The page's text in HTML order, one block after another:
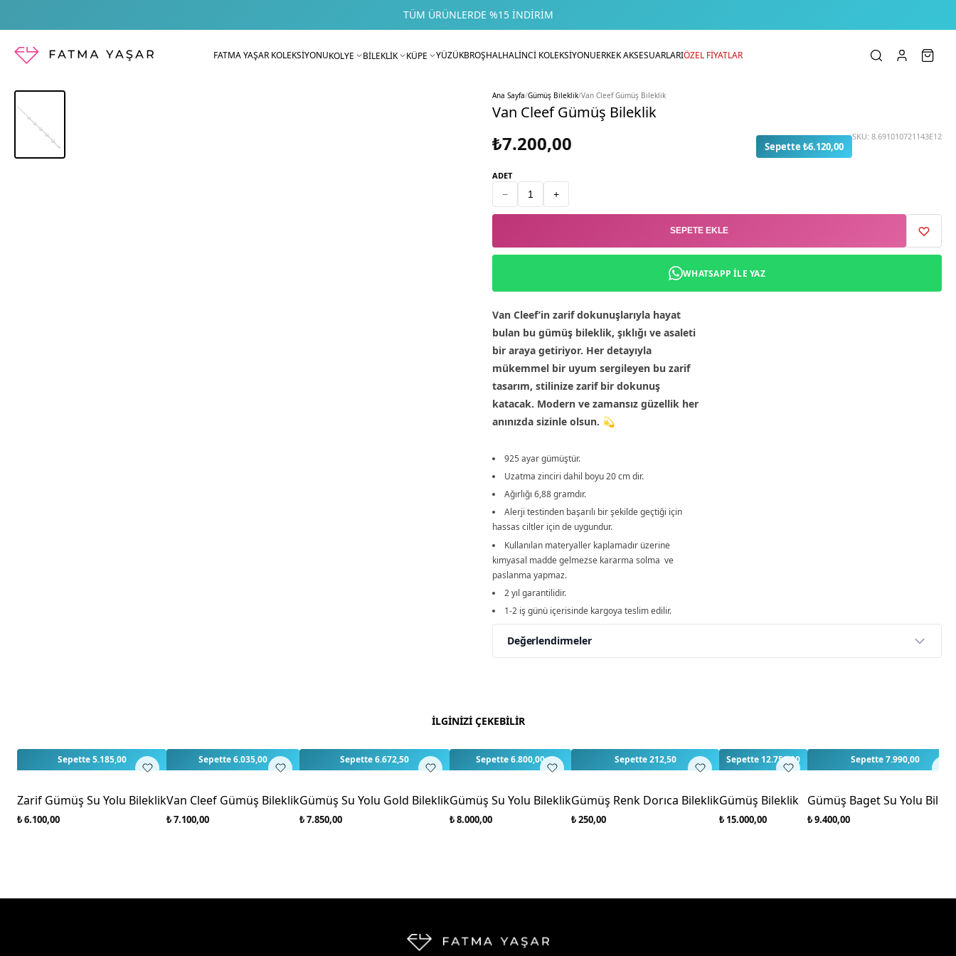
TÜM ÜRÜNLERDE %15 İNDIRIM
FATMA YAŞAR KOLEKSİYONUKOLYE BİLEKLİK KÜPE YÜZÜKBROŞHALHALİNCİ KOLEKSİYONUERKEK AKSESUARLARIÖZEL FİYATLAR
Ana Sayfa/Gümüş Bileklik/Van Cleef Gümüş Bileklik
Van Cleef Gümüş Bileklik
₺7.200,00 Sepette ₺6.120,00
SKU: 8.691010721143E12
ADET
− +
SEPETE EKLE
WHATSAPP ILE YAZ
Van Cleef’in zarif dokunuşlarıyla hayat
bulan bu gümüş bileklik, şıklığı ve asaleti
bir araya getiriyor. Her detayıyla
mükemmel bir uyum sergileyen bu zarif
tasarım, stilinize zarif bir dokunuş
katacak. Modern ve zamansız güzellik her
anınızda sizinle olsun. 💫
925 ayar gümüştür.
Uzatma zinciri dahil boyu 20 cm dir.
Ağırlığı 6,88 gramdır.
Alerji testinden başarılı bir şekilde geçtiği için
hassas ciltler için de uygundur.
Kullanılan materyaller kaplamadır üzerine
kimyasal madde gelmezse kararma solma ve
paslanma yapmaz.
2 yıl garantilidir.
1-2 iş günü içerisinde kargoya teslim edilir.
Değerlendirmeler
Bu ürün için henüz değerlendirme yapılmamış. İlk yorumu siz yapın!
İLGİNİZİ ÇEKEBİLİR
Sepette 5.185,00
Zarif Gümüş Su Yolu Bileklik
₺ 6.100,00
Sepette 6.035,00
Van Cleef Gümüş Bileklik
₺ 7.100,00
Sepette 6.672,50
Gümüş Su Yolu Gold Bileklik
₺ 7.850,00
Sepette 6.800,00
Gümüş Su Yolu Bileklik
₺ 8.000,00
Sepette 212,50
Gümüş Renk Dorıca Bileklik
₺ 250,00
Sepette 12.750,00
Gümüş Bileklik
₺ 15.000,00
Sepette 7.990,00
Gümüş Baget Su Yolu
₺ 9.400,00